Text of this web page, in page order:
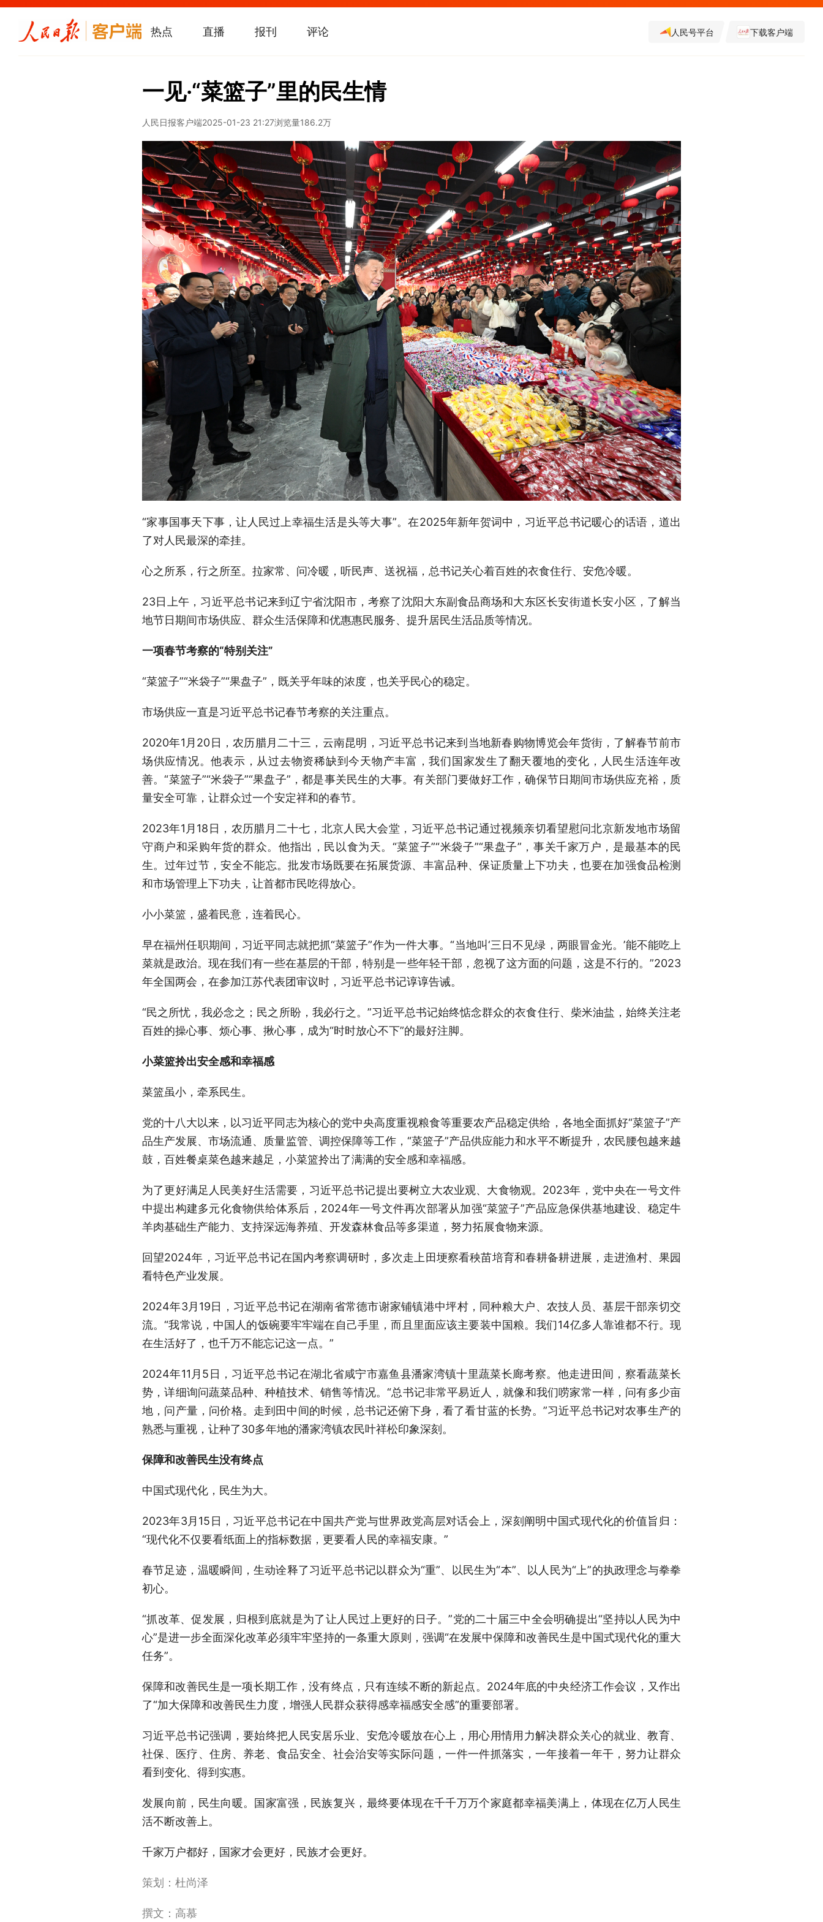
热点 直播 报刊 评论 人民号平台 下载客户端
一见·“菜篮子”里的民生情
人民日报客户端2025-01-23 21:27浏览量186.2万
“家事国事天下事，让人民过上幸福生活是头等大事”。在2025年新年贺词中，习近平总书记暖心的话语，道出
了对人民最深的牵挂。
心之所系，行之所至。拉家常、问冷暖，听民声、送祝福，总书记关心着百姓的衣食住行、安危冷暖。
23日上午，习近平总书记来到辽宁省沈阳市，考察了沈阳大东副食品商场和大东区长安街道长安小区，了解当
地节日期间市场供应、群众生活保障和优惠惠民服务、提升居民生活品质等情况。
一项春节考察的“特别关注”
“菜篮子”“米袋子”“果盘子”，既关乎年味的浓度，也关乎民心的稳定。
市场供应一直是习近平总书记春节考察的关注重点。
2020年1月20日，农历腊月二十三，云南昆明，习近平总书记来到当地新春购物博览会年货街，了解春节前市
场供应情况。他表示，从过去物资稀缺到今天物产丰富，我们国家发生了翻天覆地的变化，人民生活连年改
善。“菜篮子”“米袋子”“果盘子”，都是事关民生的大事。有关部门要做好工作，确保节日期间市场供应充裕，质
量安全可靠，让群众过一个安定祥和的春节。
2023年1月18日，农历腊月二十七，北京人民大会堂，习近平总书记通过视频亲切看望慰问北京新发地市场留
守商户和采购年货的群众。他指出，民以食为天。“菜篮子”“米袋子”“果盘子”，事关千家万户，是最基本的民
生。过年过节，安全不能忘。批发市场既要在拓展货源、丰富品种、保证质量上下功夫，也要在加强食品检测
和市场管理上下功夫，让首都市民吃得放心。
小小菜篮，盛着民意，连着民心。
早在福州任职期间，习近平同志就把抓“菜篮子”作为一件大事。“当地叫‘三日不见绿，两眼冒金光。’能不能吃上
菜就是政治。现在我们有一些在基层的干部，特别是一些年轻干部，忽视了这方面的问题，这是不行的。”2023
年全国两会，在参加江苏代表团审议时，习近平总书记谆谆告诫。
“民之所忧，我必念之；民之所盼，我必行之。”习近平总书记始终惦念群众的衣食住行、柴米油盐，始终关注老
百姓的操心事、烦心事、揪心事，成为“时时放心不下”的最好注脚。
小菜篮拎出安全感和幸福感
菜篮虽小，牵系民生。
党的十八大以来，以习近平同志为核心的党中央高度重视粮食等重要农产品稳定供给，各地全面抓好“菜篮子”产
品生产发展、市场流通、质量监管、调控保障等工作，“菜篮子”产品供应能力和水平不断提升，农民腰包越来越
鼓，百姓餐桌菜色越来越足，小菜篮拎出了满满的安全感和幸福感。
为了更好满足人民美好生活需要，习近平总书记提出要树立大农业观、大食物观。2023年，党中央在一号文件
中提出构建多元化食物供给体系后，2024年一号文件再次部署从加强“菜篮子”产品应急保供基地建设、稳定牛
羊肉基础生产能力、支持深远海养殖、开发森林食品等多渠道，努力拓展食物来源。
回望2024年，习近平总书记在国内考察调研时，多次走上田埂察看秧苗培育和春耕备耕进展，走进渔村、果园
看特色产业发展。
2024年3月19日，习近平总书记在湖南省常德市谢家铺镇港中坪村，同种粮大户、农技人员、基层干部亲切交
流。“我常说，中国人的饭碗要牢牢端在自己手里，而且里面应该主要装中国粮。我们14亿多人靠谁都不行。现
在生活好了，也千万不能忘记这一点。”
2024年11月5日，习近平总书记在湖北省咸宁市嘉鱼县潘家湾镇十里蔬菜长廊考察。他走进田间，察看蔬菜长
势，详细询问蔬菜品种、种植技术、销售等情况。“总书记非常平易近人，就像和我们唠家常一样，问有多少亩
地，问产量，问价格。走到田中间的时候，总书记还俯下身，看了看甘蓝的长势。”习近平总书记对农事生产的
熟悉与重视，让种了30多年地的潘家湾镇农民叶祥松印象深刻。
保障和改善民生没有终点
中国式现代化，民生为大。
2023年3月15日，习近平总书记在中国共产党与世界政党高层对话会上，深刻阐明中国式现代化的价值旨归：
“现代化不仅要看纸面上的指标数据，更要看人民的幸福安康。”
春节足迹，温暖瞬间，生动诠释了习近平总书记以群众为“重”、以民生为“本”、以人民为“上”的执政理念与拳拳
初心。
“抓改革、促发展，归根到底就是为了让人民过上更好的日子。”党的二十届三中全会明确提出“坚持以人民为中
心”是进一步全面深化改革必须牢牢坚持的一条重大原则，强调“在发展中保障和改善民生是中国式现代化的重大
任务”。
保障和改善民生是一项长期工作，没有终点，只有连续不断的新起点。2024年底的中央经济工作会议，又作出
了“加大保障和改善民生力度，增强人民群众获得感幸福感安全感”的重要部署。
习近平总书记强调，要始终把人民安居乐业、安危冷暖放在心上，用心用情用力解决群众关心的就业、教育、
社保、医疗、住房、养老、食品安全、社会治安等实际问题，一件一件抓落实，一年接着一年干，努力让群众
看到变化、得到实惠。
发展向前，民生向暖。国家富强，民族复兴，最终要体现在千千万万个家庭都幸福美满上，体现在亿万人民生
活不断改善上。
千家万户都好，国家才会更好，民族才会更好。
策划：杜尚泽
撰文：高慕